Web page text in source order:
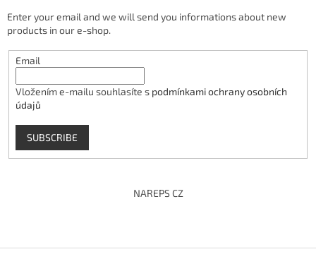
Enter your email and we will send you informations about new
products in our e-shop.
Email
Vložením e-mailu souhlasíte s podmínkami ochrany osobních
údajů
SUBSCRIBE
NAREPS CZ